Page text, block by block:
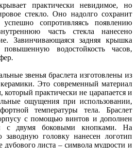
практически невидимое, но
стекло. Оно надолго сохранит
сопротивляясь появлению
часть стекла нанесено
Завинчивающаяся задняя крышка
повышенную водостойкость часов,
звенья браслета изготовлены из
Это современный материал
который практически не царапается и
ощущения при использовании,
температуры тела. Браслет
с помощью винтов и дополнен
с двумя боковыми кнопками. На
заводную головку нанесен логотип
дубового листа – символа мудрости и